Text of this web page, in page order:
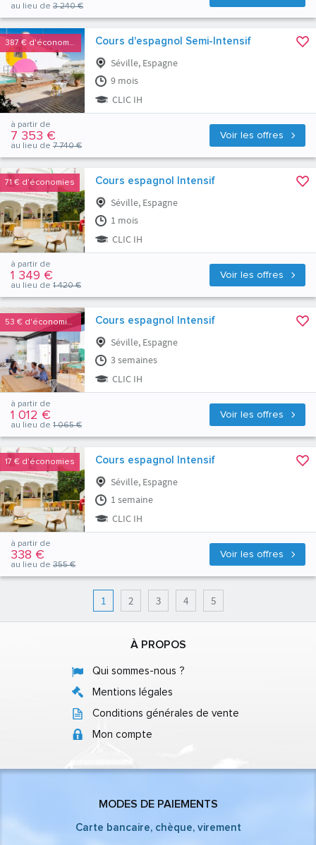
au lieu de 3 240 €
387 € d'économies Cours d'espagnol Semi-Intensif
Séville, Espagne
9 mois
CLIC IH
Voir les offres
à partir de
7 353 €
au lieu de 7 740 €
71 € d'économies Cours espagnol Intensif
Séville, Espagne
1 mois
CLIC IH
Voir les offres
à partir de
1 349 €
au lieu de 1 420 €
53 € d'économies Cours espagnol Intensif
Séville, Espagne
3 semaines
CLIC IH
Voir les offres
à partir de
1 012 €
au lieu de 1 065 €
17 € d'économies Cours espagnol Intensif
Séville, Espagne
1 semaine
CLIC IH
Voir les offres
à partir de
338 €
au lieu de 355 €
1 2 3 4 5
À PROPOS
Qui sommes-nous ?
Mentions légales
Conditions générales de vente
Mon compte
MODES DE PAIEMENTS
Carte bancaire, chèque, virement